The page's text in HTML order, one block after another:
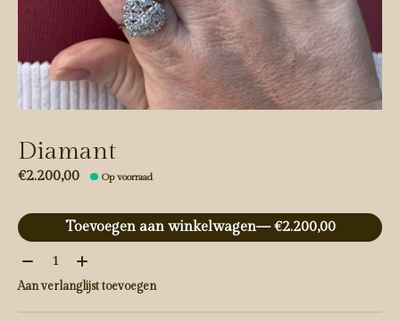
Diamant
€2.200,00 Op voorraad
Toevoegen aan winkelwagen
— €2.200,00
Aantal:
Aan verlanglijst toevoegen